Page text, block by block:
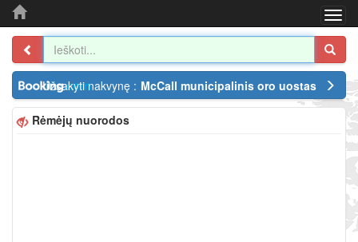
Užsakyti nakvynę : McCall municipalinis oro uostas
Rėmėjų nuorodos